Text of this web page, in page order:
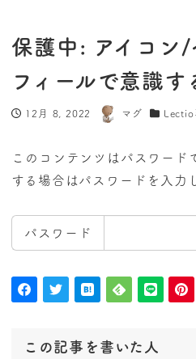
保護中: アイコン/
フィールで意識す
投稿日
12月 8, 2022
著
マグ
カテゴリ
Lectio
このコンテンツはパスワード
する場合はパスワードを入力
パスワード
この記事を書いた人